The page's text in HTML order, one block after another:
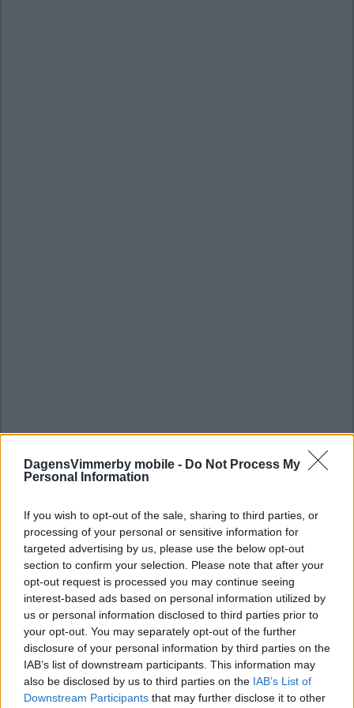
DagensVimmerby mobile - Do Not Process My
Personal Information
If you wish to opt-out of the sale, sharing to third parties, or
processing of your personal or sensitive information for
targeted advertising by us, please use the below opt-out
section to confirm your selection. Please note that after your
opt-out request is processed you may continue seeing
interest-based ads based on personal information utilized by
us or personal information disclosed to third parties prior to
your opt-out. You may separately opt-out of the further
disclosure of your personal information by third parties on the
IAB’s list of downstream participants. This information may
also be disclosed by us to third parties on the IAB’s List of
Downstream Participants that may further disclose it to other